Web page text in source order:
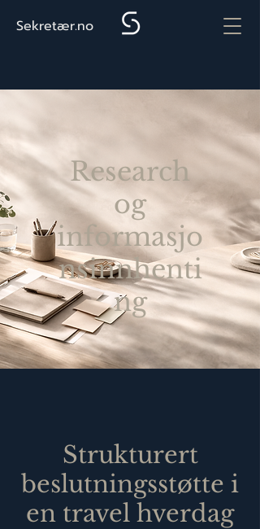
Sekretær.no
Research
og
informasjo
nsinnhenti
ng
Strukturert
beslutningsstøtte i
en travel hverdag